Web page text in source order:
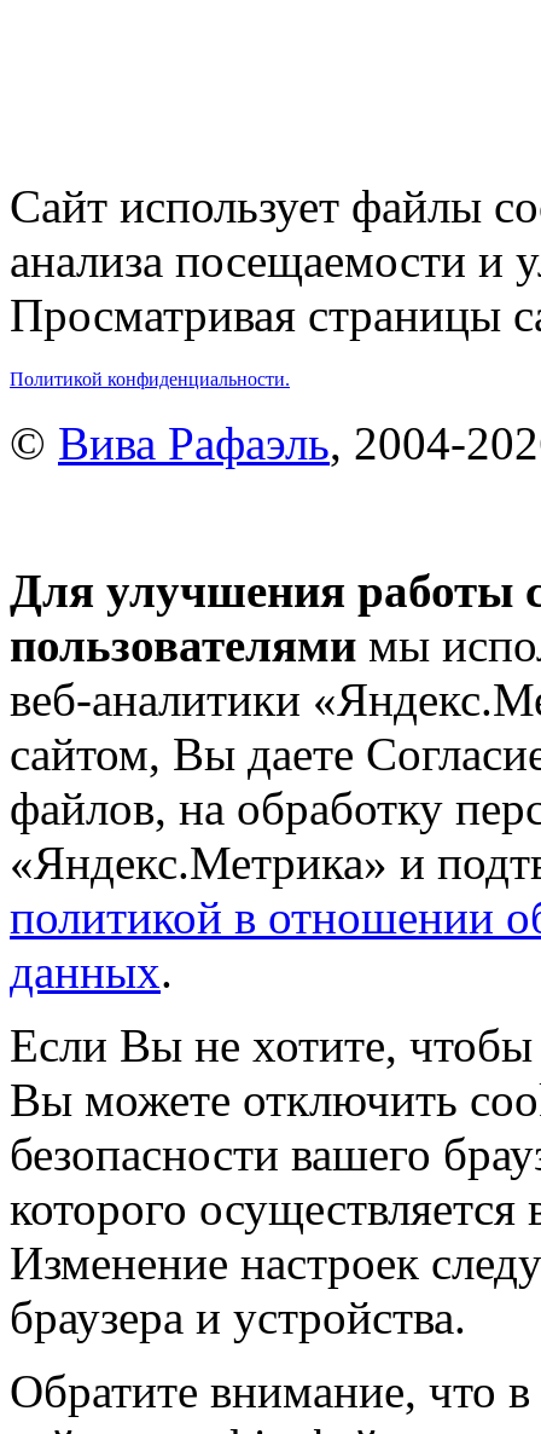
Сайт использует файлы
анализа посещаемости и
Просматривая страницы
Политикой конфиденциальности.
© Вива Рафаэль, 2004-
Для улучшения работы
пользователями мы
веб-аналитики
сайтом, Вы даете
файлов, на обработку
«Яндекс.Метрика» и
политикой в отношении
данных.
Если Вы не хотите,
Вы можете отключить
безопасности вашего
которого
Изменение настроек
браузера и устройства.
Обратите внимание, что в